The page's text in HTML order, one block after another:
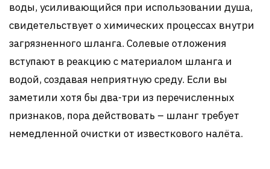
воды, усиливающийся при использовании душа,
свидетельствует о химических процессах внутри
загрязненного шланга. Солевые отложения
вступают в реакцию с материалом шланга и
водой, создавая неприятную среду. Если вы
заметили хотя бы два-три из перечисленных
признаков, пора действовать – шланг требует
немедленной очистки от известкового налёта.